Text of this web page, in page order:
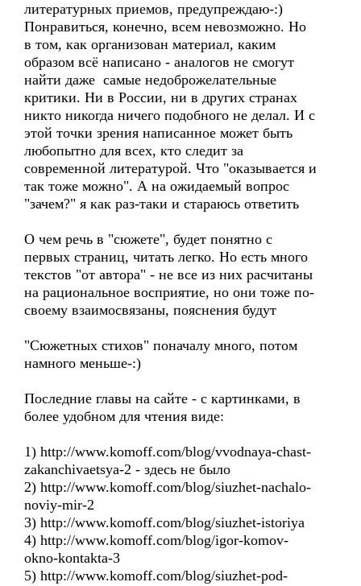
литературных приемов, предупреждаю-:)
Понравиться, конечно, всем невозможно. Но
в том, как организован материал, каким
образом всё написано - аналогов не смогут
найти даже самые недоброжелательные
критики. Ни в России, ни в других странах
никто никогда ничего подобного не делал. И с
этой точки зрения написанное может быть
любопытно для всех, кто следит за
современной литературой. Что "оказывается и
так тоже можно". А на ожидаемый вопрос
"зачем?" я как раз-таки и стараюсь ответить
О чем речь в "сюжете", будет понятно с
первых страниц, читать легко. Но есть много
текстов "от автора" - не все из них расчитаны
на рациональное восприятие, но они тоже по-
своему взаимосвязаны, пояснения будут
"Сюжетных стихов" поначалу много, потом
намного меньше-:)
Последние главы на сайте - с картинками, в
более удобном для чтения виде:
1) http://www.komoff.com/blog/vvodnaya-chast-
zakanchivaetsya-2 - здесь не было
2) http://www.komoff.com/blog/siuzhet-nachalo-
noviy-mir-2
3) http://www.komoff.com/blog/siuzhet-istoriya
4) http://www.komoff.com/blog/igor-komov-
okno-kontakta-3
5) http://www.komoff.com/blog/siuzhet-pod-